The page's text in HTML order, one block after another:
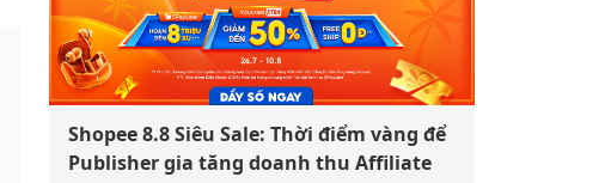
Shopee 8.8 Siêu Sale: Thời điểm vàng để
Publisher gia tăng doanh thu Affiliate